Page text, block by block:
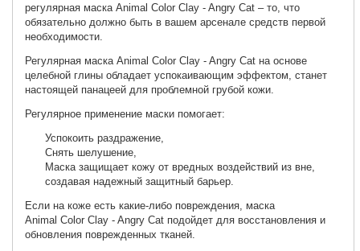
регулярная маска Animal Color Clay - Angry Cat – то, что
обязательно должно быть в вашем арсенале средств первой
необходимости.
Регулярная маска Animal Color Clay - Angry Cat на основе
целебной глины обладает успокаивающим эффектом, станет
настоящей панацеей для проблемной грубой кожи.
Регулярное применение маски помогает:
Успокоить раздражение,
Снять шелушение,
Маска защищает кожу от вредных воздействий из вне,
создавая надежный защитный барьер.
Если на коже есть какие-либо повреждения, маска
Animal Color Clay - Angry Cat подойдет для восстановления и
обновления поврежденных тканей.